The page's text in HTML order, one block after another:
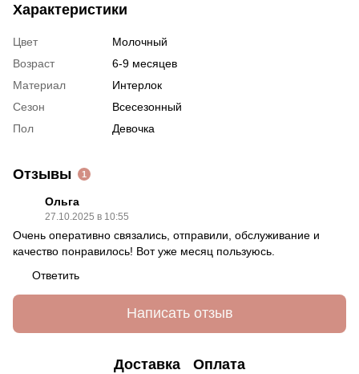
Характеристики
Цвет
Молочный
Возраст
6-9 месяцев
Материал
Интерлок
Сезон
Всесезонный
Пол
Девочка
Отзывы 1
Ольга
27.10.2025 в 10:55
Очень оперативно связались, отправили, обслуживание и
качество понравилось! Вот уже месяц пользуюсь.
Ответить
Написать отзыв
Доставка Оплата